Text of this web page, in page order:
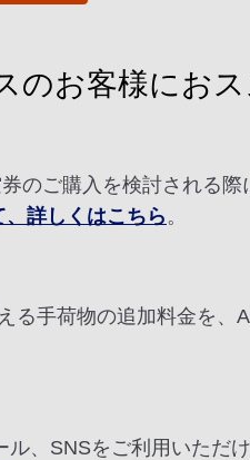
のお客様にお
のご購入を検討される
詳しくはこちら 。
る手荷物の追加料金を、
ル、SNSをご利用いただ